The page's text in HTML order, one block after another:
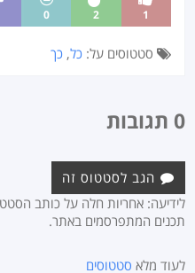
1
2
0
סטטוסים על:כל,כך
0 תגובות
הגב לסטטוס זה
לידיעה: אחריות חלה על כותב
תכנים המתפרסמים באתר.
לעוד מלא סטטוסים